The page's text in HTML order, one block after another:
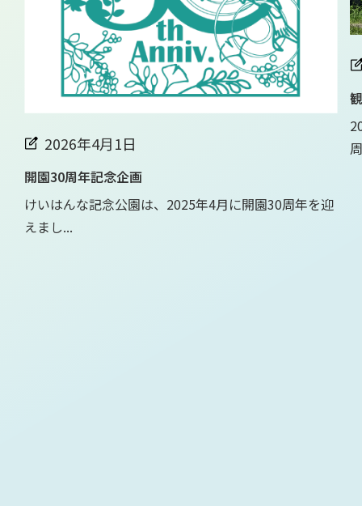
2026年4月1日
開園30周年記念企画
けいはんな記念公園は、2025年4月に開園30周年を迎
えまし...